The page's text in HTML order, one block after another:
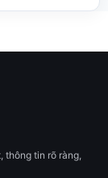
thông tin rõ ràng,